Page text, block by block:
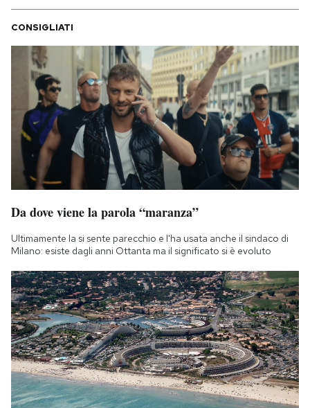
CONSIGLIATI
Da dove viene la parola “maranza”
Ultimamente la si sente parecchio e l'ha usata anche il sindaco di
Milano: esiste dagli anni Ottanta ma il significato si è evoluto